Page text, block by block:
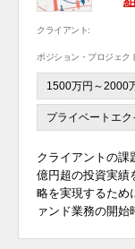
クライアント:
ポジション・プロジェク
1500万円～2000
プライベートエク
クライアントの課
億円超の投資実績
略を実現するため
ァンド業務の開